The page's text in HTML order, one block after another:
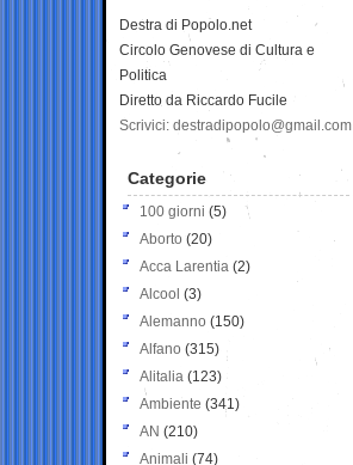
Destra di Popolo.net
Circolo Genovese di Cultura e
Politica
Diretto da Riccardo Fucile
Scrivici: destradipopolo@gmail.com
Categorie
100 giorni (5)
Aborto (20)
Acca Larentia (2)
Alcool (3)
Alemanno (150)
Alfano (315)
Alitalia (123)
Ambiente (341)
AN (210)
Animali (74)